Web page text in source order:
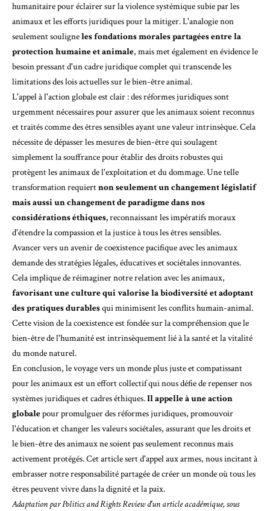
humanitaire pour éclairer sur la violence systémique subie par les
animaux et les efforts juridiques pour la mitiger. L'analogie non
seulement souligneles fondations morales partagées entre la
protection humaine et animale, mais met également en évidence le
besoin pressant d'un cadre juridique complet qui transcende les
limitations des lois actuelles sur le bien-être animal.
L'appel à l'action globale est clair : des réformes juridiques sont
urgemment nécessaires pour assurer que les animaux soient reconnus
et traités comme des êtres sensibles ayant une valeur intrinsèque. Cela
nécessite de dépasser les mesures de bien-être qui soulagent
simplement la souffrance pour établir des droits robustes qui
protègent les animaux de l'exploitation et du dommage. Une telle
transformation requiertnon seulement un changement législatif
mais aussi un changement de paradigme dans nos
considérations éthiques,reconnaissant les impératifs moraux
d'étendre la compassion et la justice à tous les êtres sensibles.
Avancer vers un avenir de coexistence pacifique avec les animaux
demande des stratégies légales, éducatives et sociétales innovantes.
Cela implique de réimaginer notre relation avec les animaux,
favorisant une culture qui valorise la biodiversité et adoptant
des pratiques durablesqui minimisent les conflits humain-animal.
Cette vision de la coexistence est fondée sur la compréhension que le
bien-être de l'humanité est intrinsèquement lié à la santé et la vitalité
du monde naturel.
En conclusion, le voyage vers un monde plus juste et compatissant
pour les animaux est un effort collectif qui nous défie de repenser nos
systèmes juridiques et cadres éthiques.Il appelle à une action
globalepour promulguer des réformes juridiques, promouvoir
l'éducation et changer les valeurs sociétales, assurant que les droits et
le bien-être des animaux ne soient pas seulement reconnus mais
activement protégés. Cet article sert d'appel aux armes, nous incitant à
embrasser notre responsabilité partagée de créer un monde où tous les
êtres peuvent vivre dans la dignité et la paix.
Adaptation par Politics and Rights Review d'un article académique, sous